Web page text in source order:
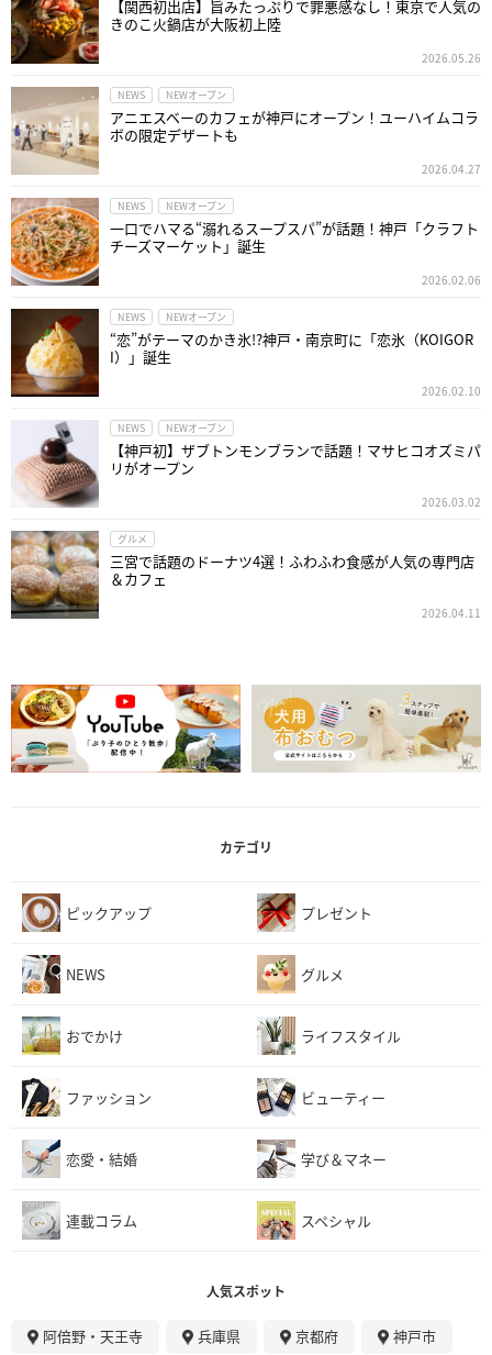
【関西初出店】旨みたっぷりで罪悪感なし！東京で人気の
きのこ火鍋店が大阪初上陸
2026.05.26
NEWS NEWオープン
アニエスベーのカフェが神戸にオープン！ユーハイムコラ
ボの限定デザートも
2026.04.27
NEWS NEWオープン
一口でハマる“溺れるスープスパ”が話題！神戸「クラフト
チーズマーケット」誕生
2026.02.06
NEWS NEWオープン
“恋”がテーマのかき氷!?神戸・南京町に「恋氷（KOIGOR
I）」誕生
2026.02.10
NEWS NEWオープン
【神戸初】ザブトンモンブランで話題！マサヒコオズミパ
リがオープン
2026.03.02
グルメ
三宮で話題のドーナツ4選！ふわふわ食感が人気の専門店
＆カフェ
2026.04.11
カテゴリ
ピックアップ プレゼント
NEWS グルメ
おでかけ ライフスタイル
ファッション ビューティー
恋愛・結婚 学び＆マネー
連載コラム スペシャル
人気スポット
阿倍野・天王寺 兵庫県 京都府 神戸市